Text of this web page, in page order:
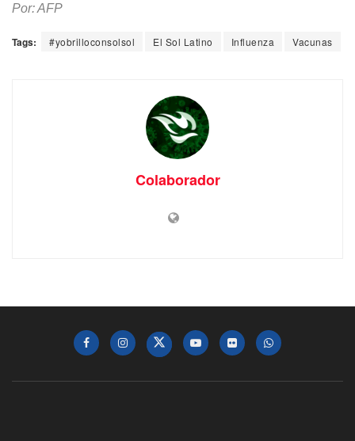
Por: AFP
Tags: #yobrilloconsolsol El Sol Latino Influenza Vacunas
Colaborador